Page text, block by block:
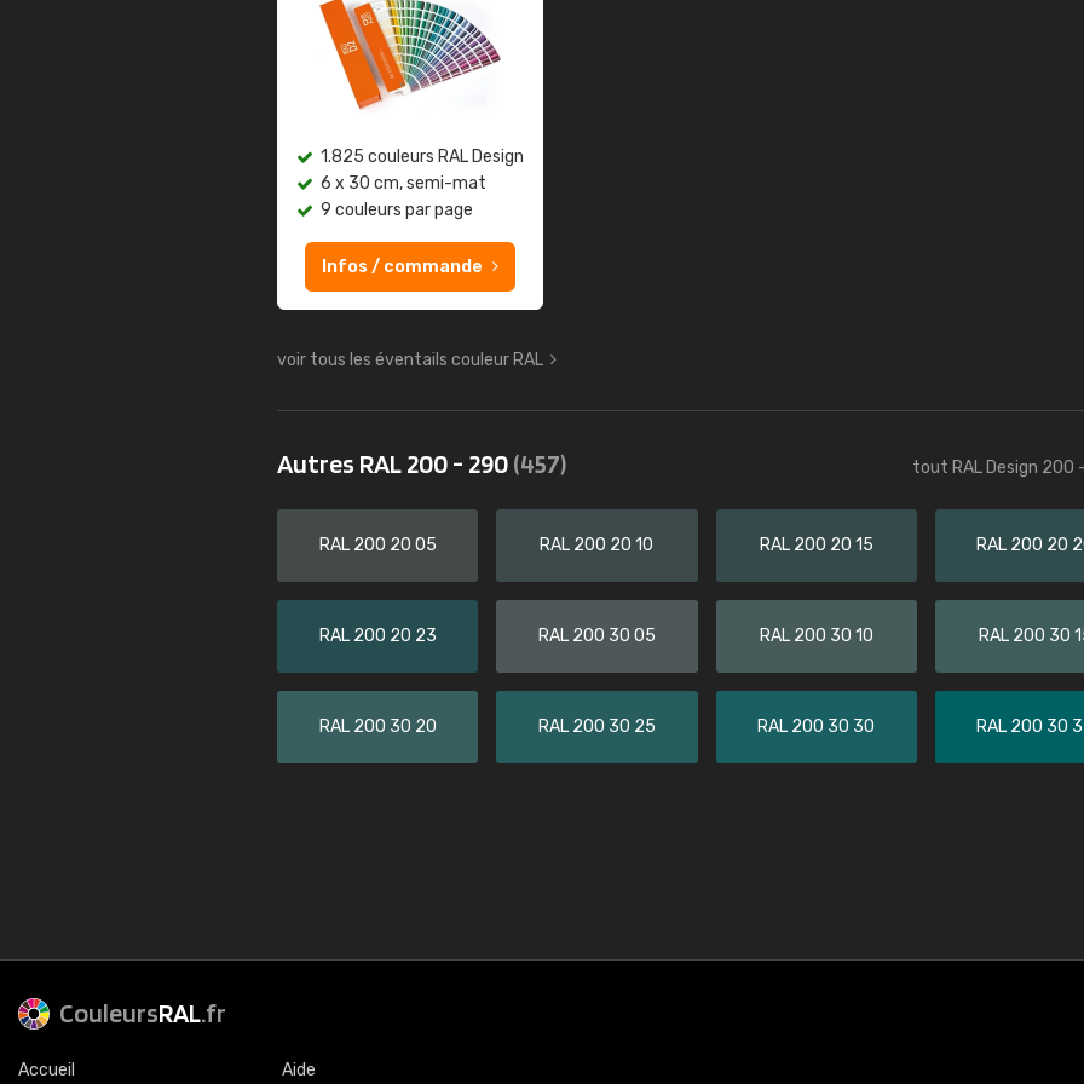
1.825 couleurs RAL Design
6 x 30 cm, semi-mat
9 couleurs par page
Infos / commande
voir tous les éventails couleur RAL
Autres RAL 200 - 290(457) tout RAL Design 200
RAL 200 20 05 RAL 200 20 10 RAL 200 20 15 RAL 200 20
RAL 200 20 23 RAL 200 30 05 RAL 200 30 10 RAL 200 30
RAL 200 30 20 RAL 200 30 25 RAL 200 30 30 RAL 200 30
CouleursRAL.fr
Accueil Aide